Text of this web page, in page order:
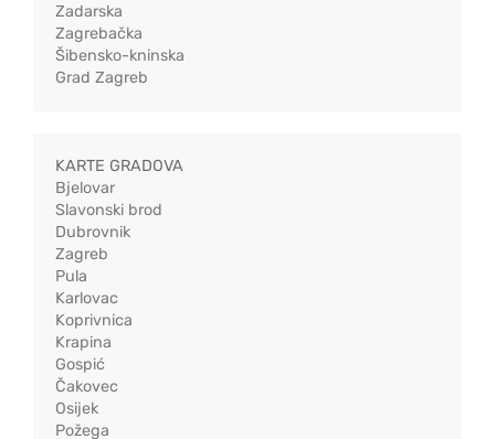
Zadarska
Zagrebačka
Šibensko-kninska
Grad Zagreb
KARTE GRADOVA
Bjelovar
Slavonski brod
Dubrovnik
Zagreb
Pula
Karlovac
Koprivnica
Krapina
Gospić
Čakovec
Osijek
Požega